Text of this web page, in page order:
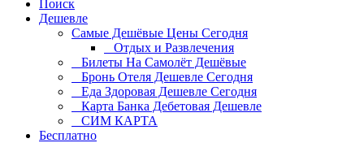
Поиск
Дешевле
Самые Дешёвые Цены Сегодня
Отдых и Развлечения
Билеты На Самолёт Дешёвые
Бронь Отеля Дешевле Сегодня
Еда Здоровая Дешевле Сегодня
Карта Банка Дебетовая Дешевле
СИМ КАРТА
Бесплатно